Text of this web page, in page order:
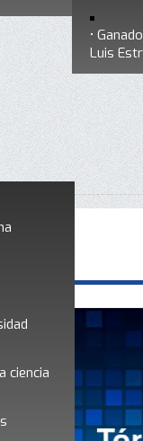
Luis
ciencia